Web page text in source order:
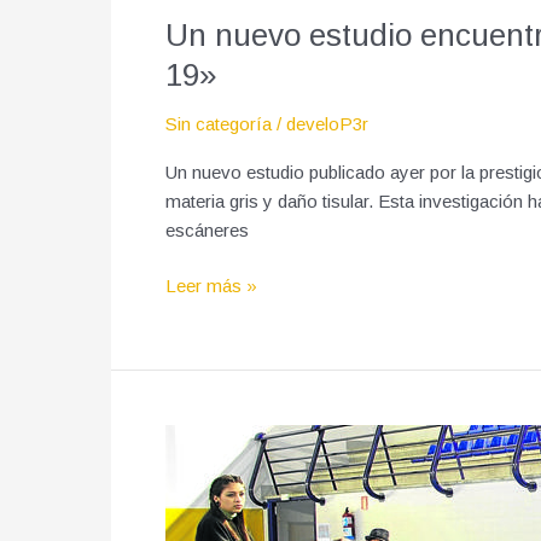
Un nuevo estudio
19»
Sin categoría / develoP3r
Un nuevo estudio publicado ayer por la
materia gris y daño tisular. Esta investigación
escáneres
Leer más »
sociedad
debe
estar